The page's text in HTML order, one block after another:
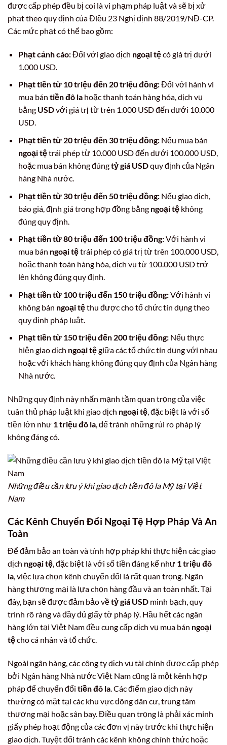
được cấp phép đều bị coi là vi phạm pháp luật và sẽ bị xử
phạt theo quy định của Điều 23 Nghị định 88/2019/NĐ-CP.
Các mức phạt có thể bao gồm:
Phạt cảnh cáo:Đối với giao dịch ngoại tệcó giá trị dưới
1.000 USD.
Phạt tiền từ 10 triệu đến 20 triệu đồng:Đối với hành vi
mua bán tiền đô lahoặc thanh toán hàng hóa, dịch vụ
bằng USDvới giá trị từ trên 1.000 USD đến dưới 10.000
USD.
Phạt tiền từ 20 triệu đến 30 triệu đồng:Nếu mua bán
ngoại tệtrái phép từ 10.000 USD đến dưới 100.000 USD,
hoặc mua bán không đúngtỷ giá USDquy định của Ngân
hàng Nhà nước.
Phạt tiền từ 30 triệu đến 50 triệu đồng:Nếu giao dịch,
báo giá, định giá trong hợp đồng bằng ngoại tệkhông
đúng quy định.
Phạt tiền từ 80 triệu đến 100 triệu đồng:Với hành vi
mua bán ngoại tệtrái phép có giá trị từ trên 100.000 USD,
hoặc thanh toán hàng hóa, dịch vụ từ 100.000 USD trở
lên không đúng quy định.
Phạt tiền từ 100 triệu đến 150 triệu đồng:Với hành vi
không bán ngoại tệthu được cho tổ chức tín dụng theo
quy định pháp luật.
Phạt tiền từ 150 triệu đến 200 triệu đồng:Nếu thực
hiện giao dịch ngoại tệgiữa các tổ chức tín dụng với nhau
hoặc với khách hàng không đúng quy định của Ngân hàng
Nhà nước.
Những quy định này nhấn mạnh tầm quan trọng của việc
tuân thủ pháp luật khi giao dịch ngoại tệ, đặc biệt là với số
tiền lớn như 1 triệu đô la, để tránh những rủi ro pháp lý
không đáng có.
Những điều cần lưu ý khi giao dịch tiền đô la Mỹ tại Việt
Nam
Các Kênh Chuyển Đổi Ngoại Tệ Hợp Pháp Và An
Toàn
Để đảm bảo an toàn và tính hợp pháp khi thực hiện các giao
dịch ngoại tệ, đặc biệt là với số tiền đáng kể như 1 triệu đô
la, việc lựa chọn kênh chuyển đổi là rất quan trọng. Ngân
hàng thương mại là lựa chọn hàng đầu và an toàn nhất. Tại
đây, bạn sẽ được đảm bảo vềtỷ giá USD minh bạch, quy
trình rõ ràng và đầy đủ giấy tờ pháp lý. Hầu hết các ngân
hàng lớn tại Việt Nam đều cung cấp dịch vụ mua bán ngoại
tệcho cá nhân và tổ chức.
Ngoài ngân hàng, các công ty dịch vụ tài chính được cấp phép
bởi Ngân hàng Nhà nước Việt Nam cũng là một kênh hợp
pháp để chuyển đổi tiền đô la. Các điểm giao dịch này
thường có mặt tại các khu vực đông dân cư, trung tâm
thương mại hoặc sân bay. Điều quan trọng là phải xác minh
giấy phép hoạt động của các đơn vị này trước khi thực hiện
giao dịch. Tuyệt đối tránh các kênh không chính thức hoặc